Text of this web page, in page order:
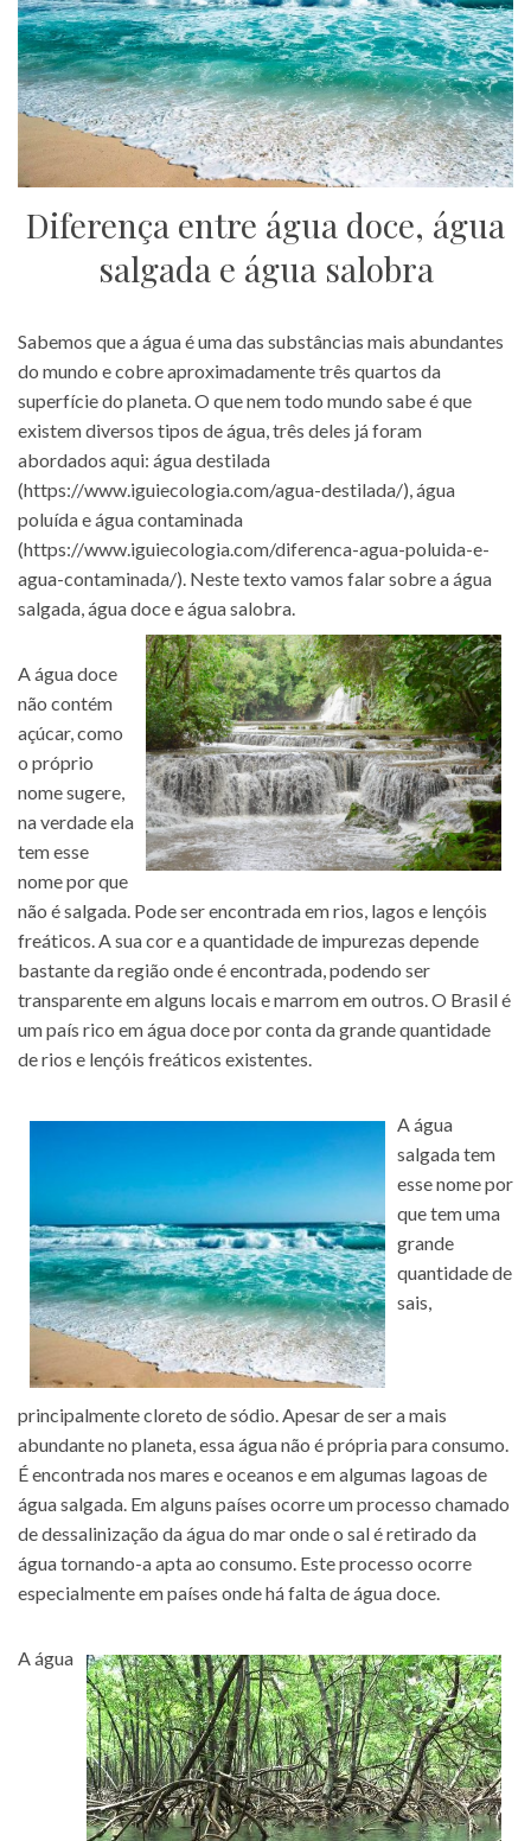
Diferença entre água doce, água
salgada e água salobra
Sabemos que a água é uma das substâncias mais abundantes
do mundo e cobre aproximadamente três quartos da
superfície do planeta. O que nem todo mundo sabe é que
existem diversos tipos de água, três deles já foram
abordados aqui: água destilada
(https://www.iguiecologia.com/agua-destilada/), água
poluída e água contaminada
(https://www.iguiecologia.com/diferenca-agua-poluida-e-
agua-contaminada/). Neste texto vamos falar sobre a água
salgada, água doce e água salobra.
A água doce
não contém
açúcar, como
o próprio
nome sugere,
na verdade ela
tem esse
nome por que
não é salgada. Pode ser encontrada em rios, lagos e lençóis
freáticos. A sua cor e a quantidade de impurezas depende
bastante da região onde é encontrada, podendo ser
transparente em alguns locais e marrom em outros. O Brasil é
um país rico em água doce por conta da grande quantidade
de rios e lençóis freáticos existentes.
A água
salgada tem
esse nome por
que tem uma
grande
quantidade de
sais,
principalmente cloreto de sódio. Apesar de ser a mais
abundante no planeta, essa água não é própria para consumo.
É encontrada nos mares e oceanos e em algumas lagoas de
água salgada. Em alguns países ocorre um processo chamado
de dessalinização da água do mar onde o sal é retirado da
água tornando-a apta ao consumo. Este processo ocorre
especialmente em países onde há falta de água doce.
A água